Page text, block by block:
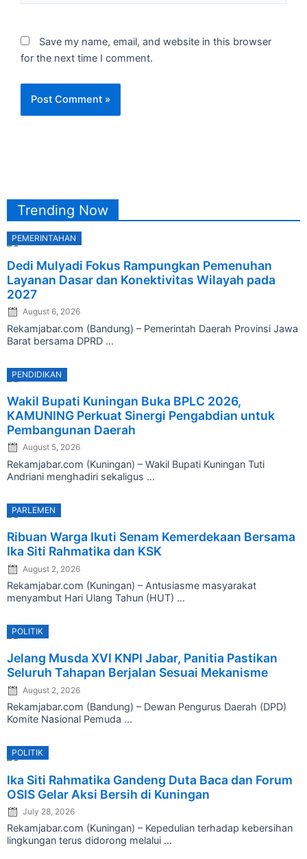
Save my name, email, and website in this browser
for the next time I comment.
Trending Now
PEMERINTAHAN
Dedi Mulyadi Fokus Rampungkan Pemenuhan
Layanan Dasar dan Konektivitas Wilayah pada
2027
on
August 6, 2026
Rekamjabar.com (Bandung) – Pemerintah Daerah Provinsi Jawa
Barat bersama DPRD ...
PENDIDIKAN
Wakil Bupati Kuningan Buka BPLC 2026,
KAMUNING Perkuat Sinergi Pengabdian untuk
Pembangunan Daerah
on
August 5, 2026
Rekamjabar.com (Kuningan) – Wakil Bupati Kuningan Tuti
Andriani menghadiri sekaligus ...
PARLEMEN
Ribuan Warga Ikuti Senam Kemerdekaan Bersama
Ika Siti Rahmatika dan KSK
on
August 2, 2026
Rekamjabar.com (Kuningan) – Antusiasme masyarakat
menyambut Hari Ulang Tahun (HUT) ...
POLITIK
Jelang Musda XVI KNPI Jabar, Panitia Pastikan
Seluruh Tahapan Berjalan Sesuai Mekanisme
on
August 2, 2026
Rekamjabar.com (Bandung) – Dewan Pengurus Daerah (DPD)
Komite Nasional Pemuda ...
POLITIK
Ika Siti Rahmatika Gandeng Duta Baca dan Forum
OSIS Gelar Aksi Bersih di Kuningan
on
July 28, 2026
Rekamjabar.com (Kuningan) – Kepedulian terhadap kebersihan
lingkungan terus didorong melalui ...